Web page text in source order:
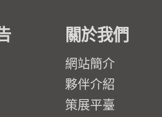
關於我們
網站簡介
夥伴介紹
策展平臺